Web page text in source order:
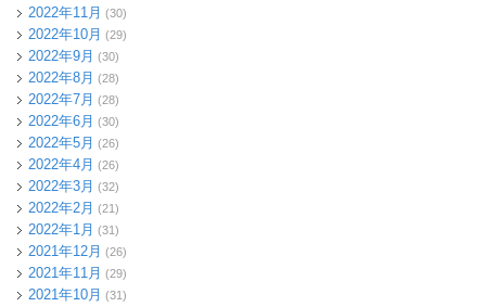
2022年11月 (30)
2022年10月 (29)
2022年9月 (30)
2022年8月 (28)
2022年7月 (28)
2022年6月 (30)
2022年5月 (26)
2022年4月 (26)
2022年3月 (32)
2022年2月 (21)
2022年1月 (31)
2021年12月 (26)
2021年11月 (29)
2021年10月 (31)